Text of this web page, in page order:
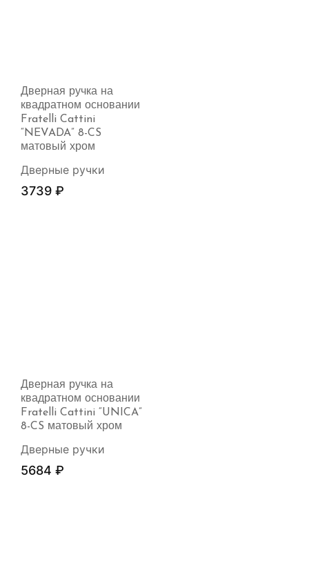
Дверная ручка на
квадратном основании
Fratelli Cattini
“NEVADA” 8-CS
матовый хром
Дверные ручки
3739 ₽
Дверная ручка на
квадратном основании
Fratelli Cattini “UNICA”
8-CS матовый хром
Дверные ручки
5684 ₽